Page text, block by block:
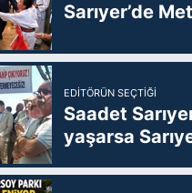
Sarıyer’de
EDITÖRÜN SEÇTIĞI
Saadet
yaşarsa